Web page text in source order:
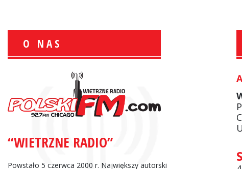
O NAS
“WIETRZNE RADIO”
Powstało 5 czerwca 2000 r. Największy autorski
Sport Polonijny
Zbigniew Wojewnik: